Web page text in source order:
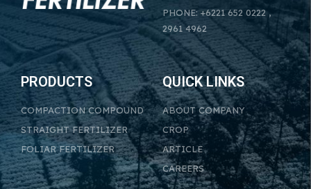
PHONE: +6221 652 0222 ,
2961 4962
PRODUCTS
COMPACTION COMPOUND
STRAIGHT FERTILIZER
FOLIAR FERTILIZER
QUICK LINKS
ABOUT COMPANY
CROP
ARTICLE
CAREERS